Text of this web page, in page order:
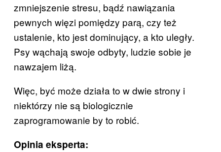
zmniejszenie stresu, bądź nawiązania
pewnych więzi pomiędzy parą, czy też
ustalenie, kto jest dominujący, a kto uległy.
Psy wąchają swoje odbyty, ludzie sobie je
nawzajem liżą.
Więc, być może działa to w dwie strony i
niektórzy nie są biologicznie
zaprogramowanie by to robić.
Opinia eksperta: